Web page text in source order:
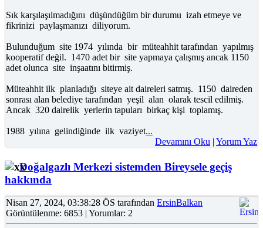
Sık karşılaşılmadığını düşündüğüm bir durumu izah etmeye ve
fikrinizi paylaşmanızı diliyorum.
Bulunduğum site 1974 yılında bir müteahhit tarafından yapılmış
kooperatif değil. 1470 adet bir site yapmaya çalışmış ancak 1150
adet olunca site inşaatını bitirmiş.
Müteahhit ilk planladığı siteye ait daireleri satmış. 1150 daireden
sonrası alan belediye tarafından yeşil alan olarak tescil edilmiş.
Ancak 320 dairelik yerlerin tapuları birkaç kişi toplamış.
1988 yılına gelindiğinde ilk vaziyet...
Devamını Oku | Yorum Yaz
Doğalgazlı Merkezi sistemden Bireysele geçiş
hakkında
Nisan 27, 2024, 03:38:28 ÖS tarafından ErsinBalkan
Görüntülenme: 6853 | Yorumlar: 2